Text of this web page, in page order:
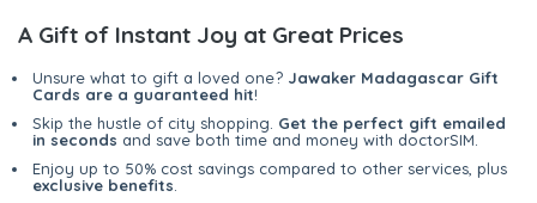
A Gift of Instant Joy at Great Prices
Unsure what to gift a loved one? Jawaker Madagascar Gift
Cards are a guaranteed hit!
Skip the hustle of city shopping. Get the perfect gift emailed
in seconds and save both time and money with doctorSIM.
Enjoy up to 50% cost savings compared to other services, plus
exclusive benefits